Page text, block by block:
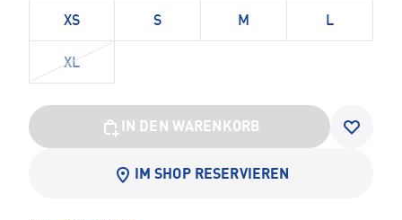
XS S M L
XL
IN DEN WARENKORB
IM SHOP RESERVIEREN